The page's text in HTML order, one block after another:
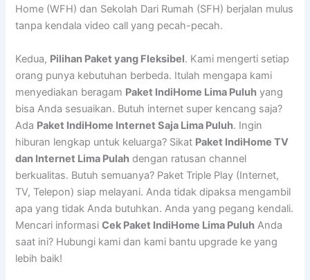
Home (WFH) dan Sekolah Dari Rumah (SFH) berjalan mulus
tanpa kendala video call yang pecah-pecah.
Kedua, Pilihan Paket yang Fleksibel. Kami mengerti setiap
orang punya kebutuhan berbeda. Itulah mengapa kami
menyediakan beragam Paket IndiHome Lima Puluh yang
bisa Anda sesuaikan. Butuh internet super kencang saja?
Ada Paket IndiHome Internet Saja Lima Puluh. Ingin
hiburan lengkap untuk keluarga? Sikat Paket IndiHome TV
dan Internet Lima Pulah dengan ratusan channel
berkualitas. Butuh semuanya? Paket Triple Play (Internet,
TV, Telepon) siap melayani. Anda tidak dipaksa mengambil
apa yang tidak Anda butuhkan. Anda yang pegang kendali.
Mencari informasiCek Paket IndiHome Lima Puluh Anda
saat ini? Hubungi kami dan kami bantu upgrade ke yang
lebih baik!